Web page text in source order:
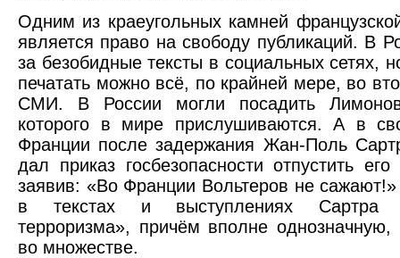
Одним из краеугольных камней
является право на свободу публикаций. В
за безобидные тексты в социальных сетях,
печатать можно всё, по крайней мере, во
СМИ. В России могли посадить
которого в мире прислушиваются. А в
Франции после задержания Жан-Поль
дал приказ госбезопасности отпустить
заявив: «Во Франции Вольтеров не
в текстах и выступлениях Сартра
терроризма», причём вполне
во множестве.